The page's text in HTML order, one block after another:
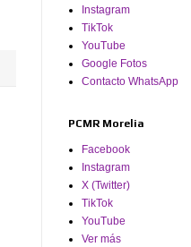
Instagram
TikTok
YouTube
Google Fotos
Contacto WhatsApp
PCMR Morelia
Facebook
Instagram
X (Twitter)
TikTok
YouTube
Ver más